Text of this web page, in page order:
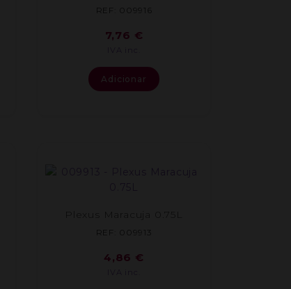
REF: 009916
7,76 €
Adicionar
Plexus Maracuja 0.75L
REF: 009913
4,86 €